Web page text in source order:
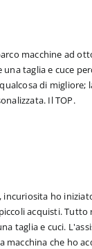
macchine ad
una taglia e cuce
di migliore;
Il TOP.
incuriosita ho
acquisti. Tutto
taglia e cuci.
macchina che ho